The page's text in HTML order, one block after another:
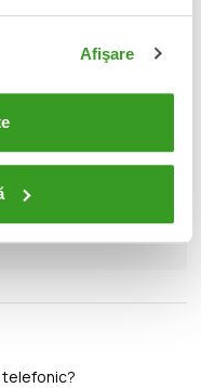
Afişare
livrat in ambalajul
telefonic?